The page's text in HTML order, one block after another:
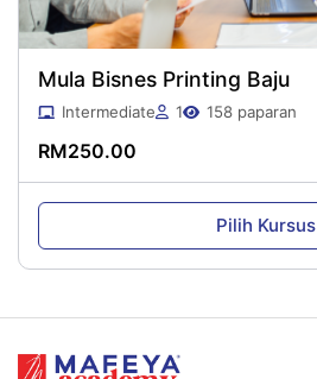
Mula Bisnes Printing Baju
Intermediate 1 158 paparan
RM250.00
Pilih Kursus